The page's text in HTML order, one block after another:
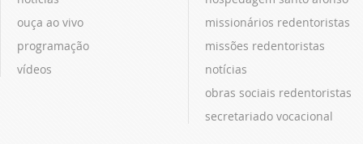
ouça ao vivo
programação
vídeos
missionários redentoristas
missões redentoristas
notícias
obras sociais redentoristas
secretariado vocacional